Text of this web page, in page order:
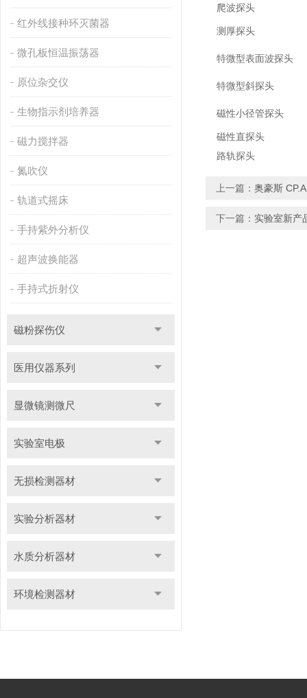
红外线接种环灭菌器
微孔板恒温振荡器
原位杂交仪
生物指示剂培养器
磁力搅拌器
氮吹仪
轨道式摇床
手持紫外分析仪
超声波换能器
手持式折射仪
磁粉探伤仪
医用仪器系列
显微镜测微尺
实验室电极
无损检测器材
实验分析器材
水质分析器材
环境检测器材
爬波探头
测厚探头
特微型表面波探头
特微型斜探头
磁性小径管探头
磁性直探头
路轨探头
上一篇： 奥豪斯
下一篇： 实验室新产